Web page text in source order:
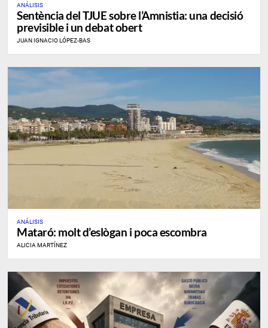
ANÁLISIS
Sentència del TJUE sobre l’Amnistia: una decisió
previsible i un debat obert
JUAN IGNACIO LÓPEZ-BAS
ANÁLISIS
​Mataró: molt d’eslògan i poca escombra
ALICIA MARTÍNEZ